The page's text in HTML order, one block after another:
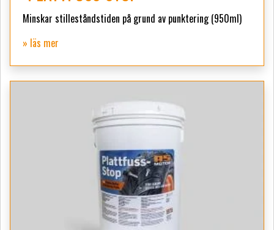
Minskar stilleståndstiden på grund av punktering (950ml)
» läs mer